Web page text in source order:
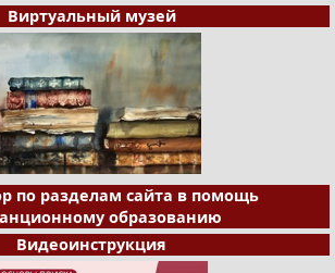
Виртуальный музей
по разделам сайта в помощь
образованию
Видеоинструкция